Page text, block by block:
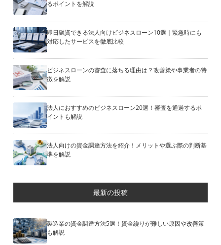
るポイントを解説
即日融資できる法人向けビジネスローン10選｜緊急時にも
対応したサービスを徹底比較
ビジネスローンの審査に落ちる理由は？改善策や事業者の特
徴を解説
法人におすすめのビジネスローン20選！審査を通過するポ
イントも解説
法人向けの資金調達方法を紹介！メリットや選ぶ際の判断基
準を解説
最新の投稿
製造業の資金調達方法5選！資金繰りが難しい原因や改善策
も解説